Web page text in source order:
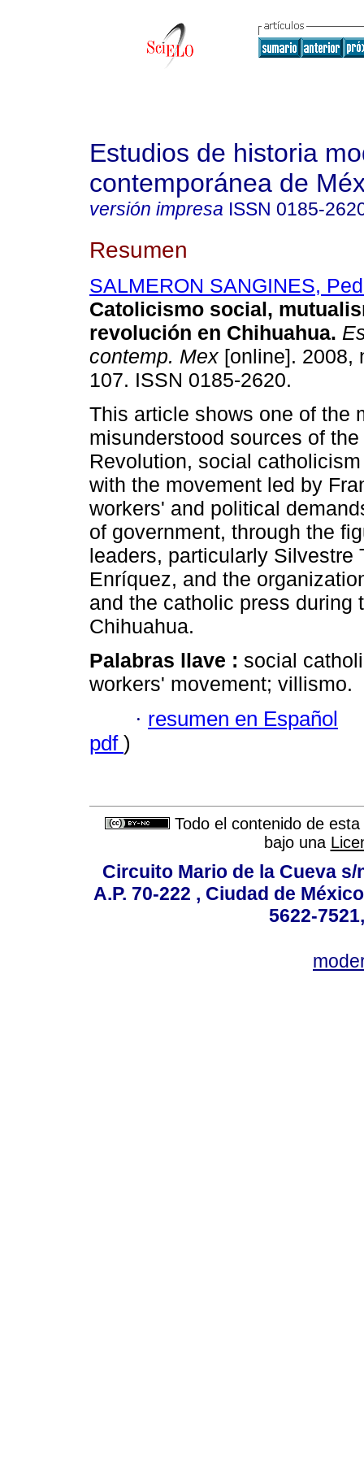
Estudios de historia
contemporánea de
versión impresa ISSN 0185-
Resumen
SALMERON SANGINES,
Catolicismo social,
revolución en Chihuahua.
contemp. Mex [online]. 2008,
107. ISSN 0185-2620.
This article shows one of the
misunderstood sources of
Revolution, social
with the movement led by
workers' and political
of government, through the
leaders, particularly Silvestre
Enríquez, and the
and the catholic press during
Chihuahua.
Palabras llave : social
workers' movement; villismo.
· resumen en Español
pdf )
Todo el contenido de
bajo una
Circuito Mario de la Cueva
A.P. 70-222 , Ciudad de
5622-